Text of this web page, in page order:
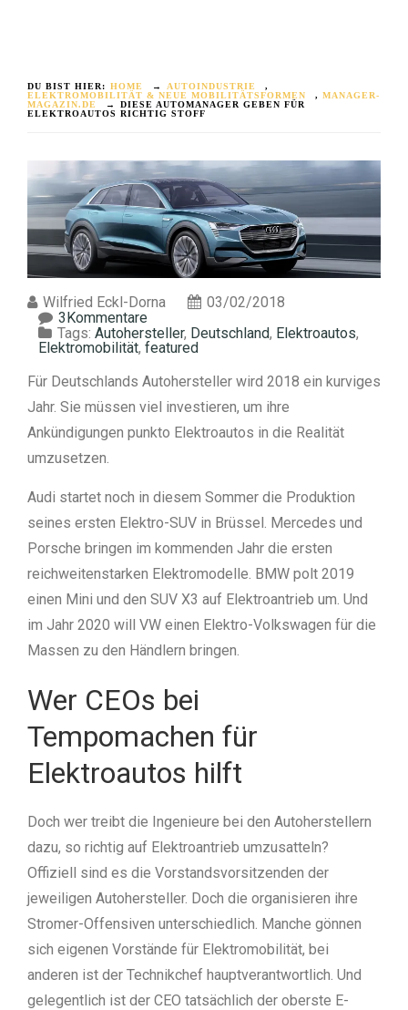
DU BIST HIER: HOME → AUTOINDUSTRIE
,
ELEKTROMOBILITÄT & NEUE MOBILITÄTSFORMEN
, MANAGER-
MAGAZIN.DE
→
DIESE AUTOMANAGER GEBEN FÜR
ELEKTROAUTOS RICHTIG STOFF
Wilfried Eckl-Dorna
03/02/2018
3Kommentare
Tags: Autohersteller, Deutschland, Elektroautos,
Elektromobilität, featured
Für Deutschlands Autohersteller wird 2018 ein kurviges
Jahr. Sie müssen viel investieren, um ihre
Ankündigungen punkto Elektroautos in die Realität
umzusetzen.
Audi startet noch in diesem Sommer die Produktion
seines ersten Elektro-SUV in Brüssel. Mercedes und
Porsche bringen im kommenden Jahr die ersten
reichweitenstarken Elektromodelle. BMW polt 2019
einen Mini und den SUV X3 auf Elektroantrieb um. Und
im Jahr 2020 will VW einen Elektro-Volkswagen für die
Massen zu den Händlern bringen.
Wer CEOs bei
Tempomachen für
Elektroautos hilft
Doch wer treibt die Ingenieure bei den Autoherstellern
dazu, so richtig auf Elektroantrieb umzusatteln?
Offiziell sind es die Vorstandsvorsitzenden der
jeweiligen Autohersteller. Doch die organisieren ihre
Stromer-Offensiven unterschiedlich. Manche gönnen
sich eigenen Vorstände für Elektromobilität, bei
anderen ist der Technikchef hauptverantwortlich. Und
gelegentlich ist der CEO tatsächlich der oberste E-